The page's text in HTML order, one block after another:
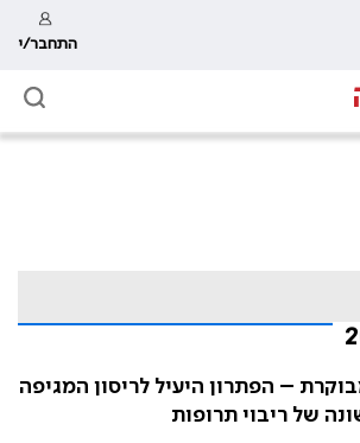
התחבר/י
– הפתרון היעיל לריסון המגיפה
של ריבוי תרופות